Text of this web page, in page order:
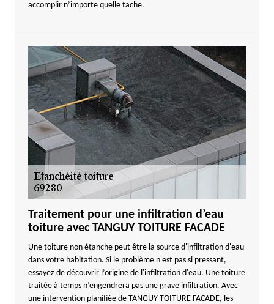
accomplir n’importe quelle tache.
Traitement pour une infiltration d’eau
toiture avec TANGUY TOITURE FACADE
Une toiture non étanche peut être la source d'infiltration d'eau
dans votre habitation. Si le problème n'est pas si pressant,
essayez de découvrir l’origine de l'infiltration d'eau. Une toiture
traitée à temps n’engendrera pas une grave infiltration. Avec
une intervention planifiée de TANGUY TOITURE FACADE, les